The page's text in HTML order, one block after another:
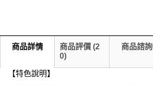
商品詳情 商品評價 (2
0)
商品諮詢
【特色說明】